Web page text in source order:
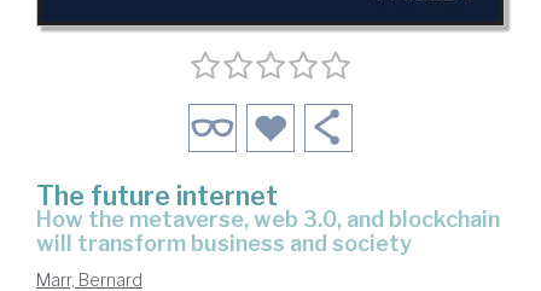
The future internet
how the metaverse, web 3.0, and blockchain
will transform business and society
Marr, Bernard